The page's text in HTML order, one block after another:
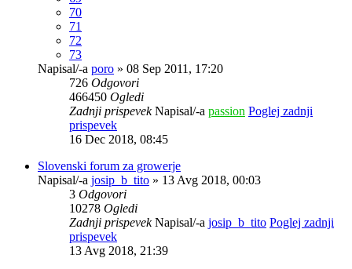
70
71
72
73
Napisal/-a poro » 08 Sep 2011, 17:20
726 Odgovori
466450 Ogledi
Zadnji prispevekNapisal/-a passion Poglej zadnji
prispevek
16 Dec 2018, 08:45
Slovenski forum za growerje
Napisal/-a josip_b_tito » 13 Avg 2018, 00:03
3 Odgovori
10278 Ogledi
Zadnji prispevekNapisal/-a josip_b_tito Poglej zadnji
prispevek
13 Avg 2018, 21:39